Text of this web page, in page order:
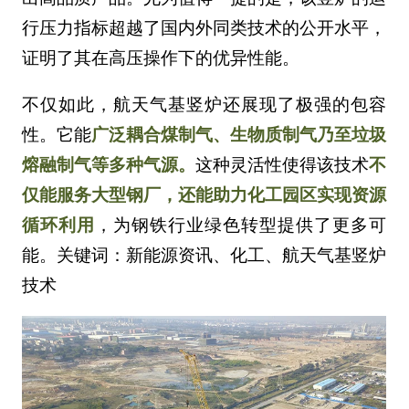
行压力指标超越了国内外同类技术的公开水平，
证明了其在高压操作下的优异性能。
不仅如此，航天气基竖炉还展现了极强的包容
性。它能广泛耦合煤制气、生物质制气乃至垃圾
熔融制气等多种气源。 这种灵活性使得该技术不
仅能服务大型钢厂，还能助力化工园区实现资源
循环利用 ，为钢铁行业绿色转型提供了更多可
能。关键词：新能源资讯、化工、航天气基竖炉
技术